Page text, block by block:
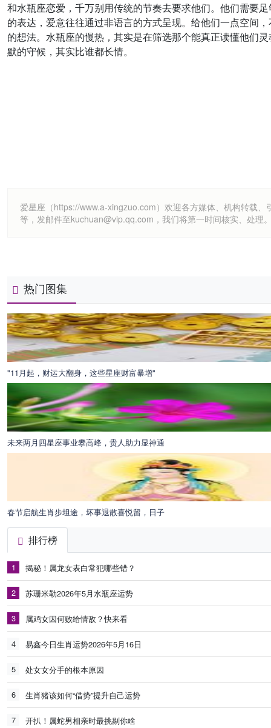
和水瓶座恋爱，千万别用传统的节奏去要求他们。他们需要
的表达，爱意往往通过非语言的方式呈现。给他们一点空间
的想法。水瓶座的慢热，其实是在筛选那个能真正读懂他们
默的守候，其实比谁都长情。
爱星座（https://www.a-xingzuo.com）欢迎各方媒体、机构转载
等，发邮件至kuchuan@vip.qq.com，我们将第一时间核实、处理
热门图集
"11月起，财运大翻身，这些星座财富暴增"
未来两月四星座事业攀高峰，贵人助力显神通
春节启航生肖步坦途，坏事退散喜悦留，日子
排行榜
1 揭秘！属龙女表白常犯哪些错？
2 苏珊米勒2026年5月水瓶座运势
3 属鸡女因何败给情敌？快来看
4 易鑫今日生肖运势2026年5月16日
5 处女女分手的根本原因
6 生肖猪该如何“借势”提升自己运势
7 开扒！属蛇男相亲时最挑剔你啥